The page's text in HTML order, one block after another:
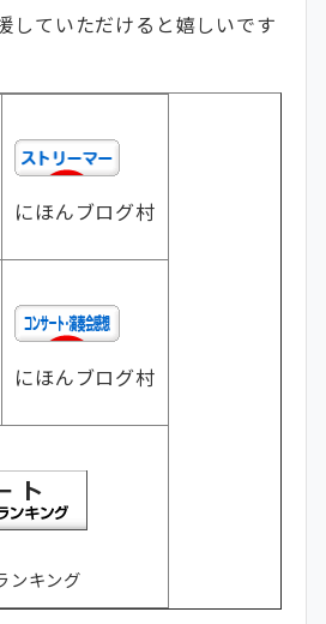
していただけると嬉しいです
にほんブログ村
にほんブログ村
ンキング